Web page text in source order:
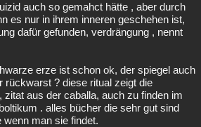
auch so gemahct hätte , aber durch
es nur in ihrem inneren geschehen ist,
dafür gefunden, verdrängung , nennt
erze ist schon ok, der spiegel auch
rückwarst ? diese ritual zeigt die
zitat aus der caballa, auch zu finden im
. alles bücher die sehr gut sind
wenn man sie findet.